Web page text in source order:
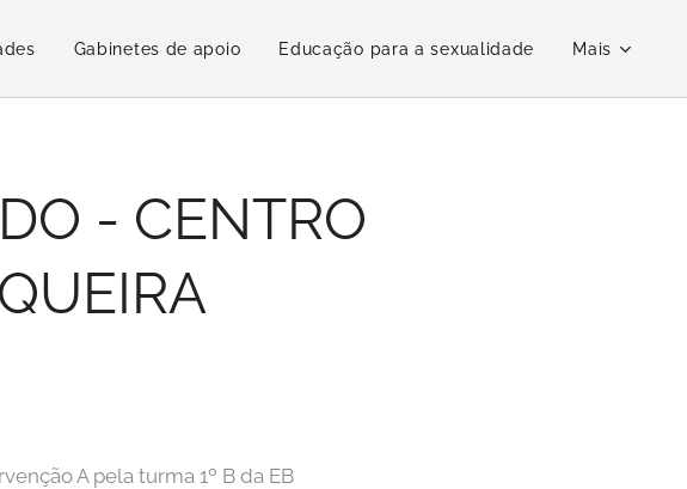
Gabinetes de apoio Educação para a sexualidade Mais
- CENTRO
A pela turma 1º B da EB